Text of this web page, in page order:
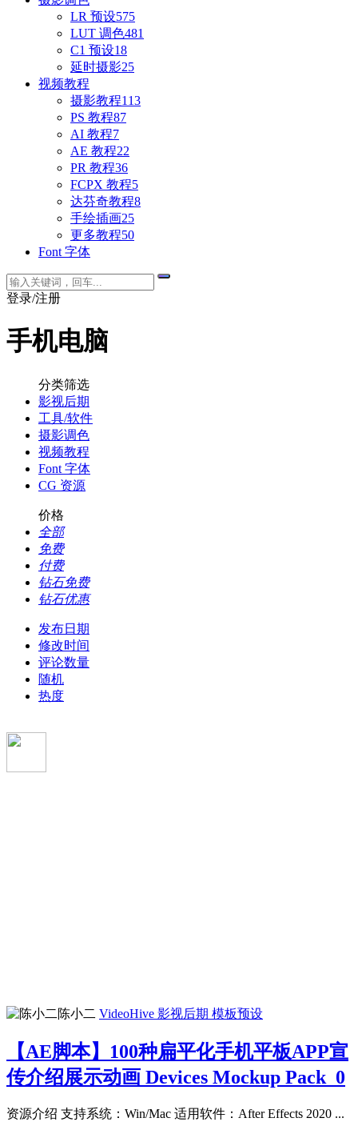
LR 预设575
LUT 调色481
C1 预设18
延时摄影25
视频教程
摄影教程113
PS 教程87
AI 教程7
AE 教程22
PR 教程36
FCPX 教程5
达芬奇教程8
手绘插画25
更多教程50
Font 字体
登录/注册
手机电脑
分类筛选
影视后期
工具/软件
摄影调色
视频教程
Font 字体
CG 资源
价格
全部
免费
付费
钻石免费
钻石优惠
发布日期
修改时间
评论数量
随机
热度
陈小二 VideoHive 影视后期 模板预设
【AE脚本】100种扁平化手机平板APP宣
传介绍展示动画 Devices Mockup Pack_0
资源介绍 支持系统：Win/Mac 适用软件：After Effects 2020 ...